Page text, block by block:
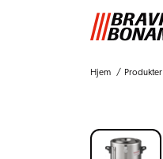
Hjem Produkter